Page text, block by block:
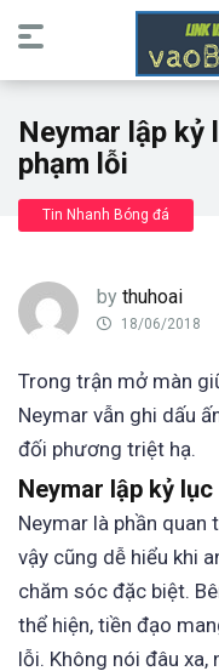
Neymar lập kỷ
phạm lỗi
Tin Nhanh Bóng đá
by thuhoai
18/06/2018
Trong trận mở màn
Neymar vẫn ghi dấu
đối phương triệt hạ.
Neymar lập kỷ
Neymar là phần quan
vậy cũng dễ hiểu khi
chăm sóc đặc biệt.
thể hiện, tiền đạo
lỗi. Không nói đâu